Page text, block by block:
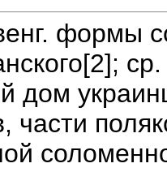
формы
дом
части